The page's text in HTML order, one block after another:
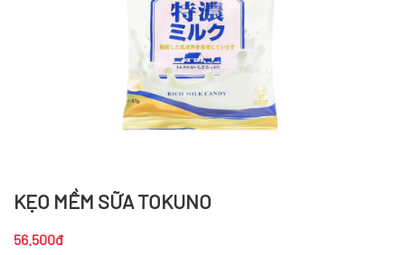
KẸO MỀM SỮA TOKUNO
56.500đ